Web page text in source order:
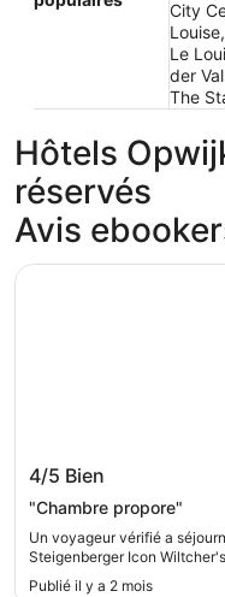
City
Le
der
The
Hôtels
réservés
Avis
Steigenberger
4/5 Bien
"Chambre propore"
Un voyageur vérifié a
Steigenberger Icon Wiltcher's
Publié il y a 2 mois
Steigenberger Icon